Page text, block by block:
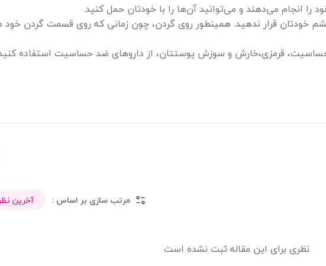
را انجام می‌دهند و می‌توانید آن‌ها را با خودتان حمل کنید.
خودتان قرار ندهید. همینطور روی گردن، چون زمانی که روی قسمت گردن
قرمزی،خارش و سوزش پوستتان، از داروهای ضد حساسیت استفاده
مرتب سازی بر اساس : آخرین
نظری برای این مقاله ثبت نشده است